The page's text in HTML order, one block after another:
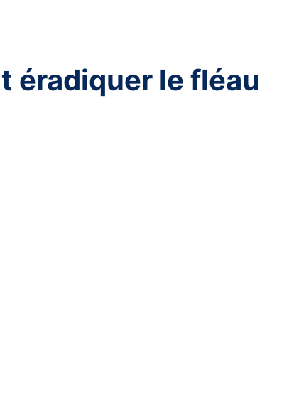
éradiquer le fléau